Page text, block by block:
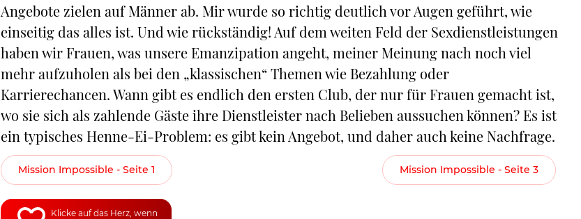
Angebote zielen auf Männer ab. Mir wurde so richtig deutlich vor Augen geführt, wie
einseitig das alles ist. Und wie rückständig! Auf dem weiten Feld der Sexdienstleistungen
haben wir Frauen, was unsere Emanzipation angeht, meiner Meinung nach noch viel
mehr aufzuholen als bei den „klassischen“ Themen wie Bezahlung oder
Karrierechancen. Wann gibt es endlich den ersten Club, der nur für Frauen gemacht ist,
wo sie sich als zahlende Gäste ihre Dienstleister nach Belieben aussuchen können? Es ist
ein typisches Henne-Ei-Problem: es gibt kein Angebot, und daher auch keine Nachfrage.
Mission Impossible - Seite 3
Mission Impossible - Seite 1
Klicke auf das Herz, wenn